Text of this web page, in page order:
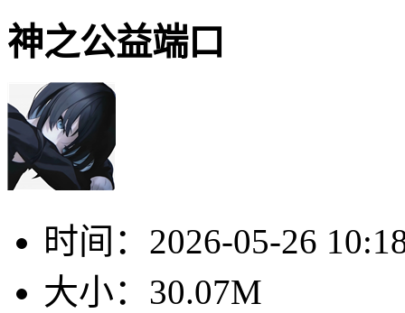
神之公益端口
时间： 2026-05-26
大小： 30.07M